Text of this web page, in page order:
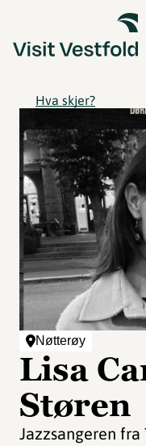
Hva skjer?
Nøtterøy
Lisa
Støren
Jazzsangeren fra